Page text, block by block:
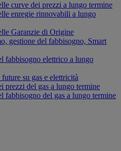
curve dei prezzi a lungo termine
enregie rinnovabili a lungo
Garanzie di Origine
gestione del fabbisogno, Smart
fabbisogno elettrico a lungo
su gas e elettricità
prezzi del gas a lungo termine
fabbisogno del gas a lungo termine